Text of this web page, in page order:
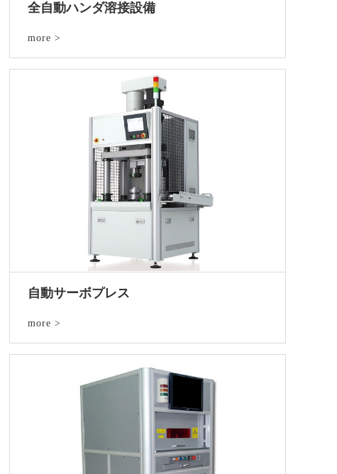
全自動ハンダ溶接設備
more >
自動サーボプレス
more >